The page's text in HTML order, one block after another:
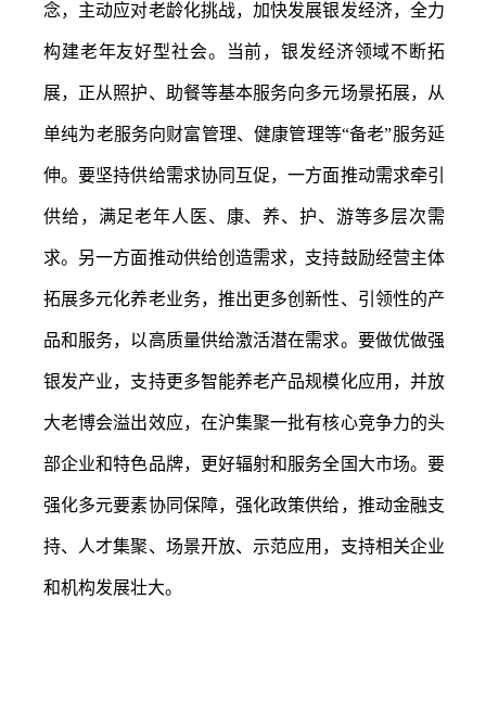
念，主动应对老龄化挑战，加快发展银发经济，全力
构建老年友好型社会。当前，银发经济领域不断拓
展，正从照护、助餐等基本服务向多元场景拓展，从
单纯为老服务向财富管理、健康管理等“备老”服务延
伸。要坚持供给需求协同互促，一方面推动需求牵引
供给，满足老年人医、康、养、护、游等多层次需
求。另一方面推动供给创造需求，支持鼓励经营主体
拓展多元化养老业务，推出更多创新性、引领性的产
品和服务，以高质量供给激活潜在需求。要做优做强
银发产业，支持更多智能养老产品规模化应用，并放
大老博会溢出效应，在沪集聚一批有核心竞争力的头
部企业和特色品牌，更好辐射和服务全国大市场。要
强化多元要素协同保障，强化政策供给，推动金融支
持、人才集聚、场景开放、示范应用，支持相关企业
和机构发展壮大。